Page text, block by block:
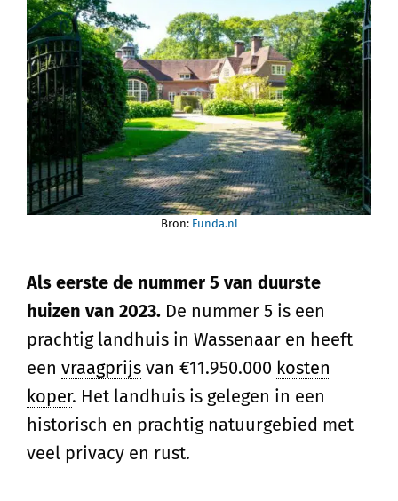
Bron: Funda.nl
Als eerste de nummer 5 van duurste
huizen van 2023. De nummer 5 is een
prachtig landhuis in Wassenaar en heeft
een vraagprijs van €11.950.000 kosten
koper. Het landhuis is gelegen in een
historisch en prachtig natuurgebied met
veel privacy en rust.